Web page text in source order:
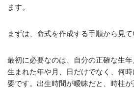
ます。
まずは、命式を作成する手順から見て
最初に必要なのは、自分の正確な生年
生まれた年や月、日だけでなく、何
要です。出生時間が曖昧だと、時柱